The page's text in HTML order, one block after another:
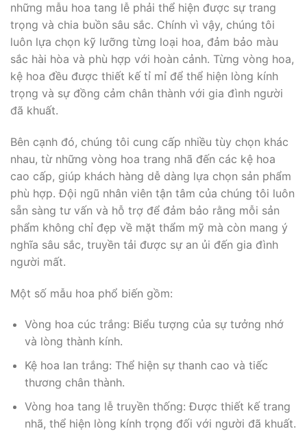
những mẫu hoa tang lễ phải thể hiện được sự trang
trọng và chia buồn sâu sắc. Chính vì vậy, chúng tôi
luôn lựa chọn kỹ lưỡng từng loại hoa, đảm bảo màu
sắc hài hòa và phù hợp với hoàn cảnh. Từng vòng hoa,
kệ hoa đều được thiết kế tỉ mỉ để thể hiện lòng kính
trọng và sự đồng cảm chân thành với gia đình người
đã khuất.
Bên cạnh đó, chúng tôi cung cấp nhiều tùy chọn khác
nhau, từ những vòng hoa trang nhã đến các kệ hoa
cao cấp, giúp khách hàng dễ dàng lựa chọn sản phẩm
phù hợp. Đội ngũ nhân viên tận tâm của chúng tôi luôn
sẵn sàng tư vấn và hỗ trợ để đảm bảo rằng mỗi sản
phẩm không chỉ đẹp về mặt thẩm mỹ mà còn mang ý
nghĩa sâu sắc, truyền tải được sự an ủi đến gia đình
người mất.
Một số mẫu hoa phổ biến gồm:
Vòng hoa cúc trắng: Biểu tượng của sự tưởng nhớ
và lòng thành kính.
Kệ hoa lan trắng: Thể hiện sự thanh cao và tiếc
thương chân thành.
Vòng hoa tang lễ truyền thống: Được thiết kế trang
nhã, thể hiện lòng kính trọng đối với người đã khuất.